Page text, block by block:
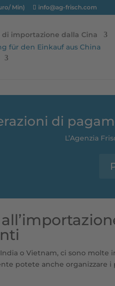
Min) info@ag-frisch.com
di importazione dalla Cina
di
L’Agenzia
o Vietnam, ci sono
potete anche